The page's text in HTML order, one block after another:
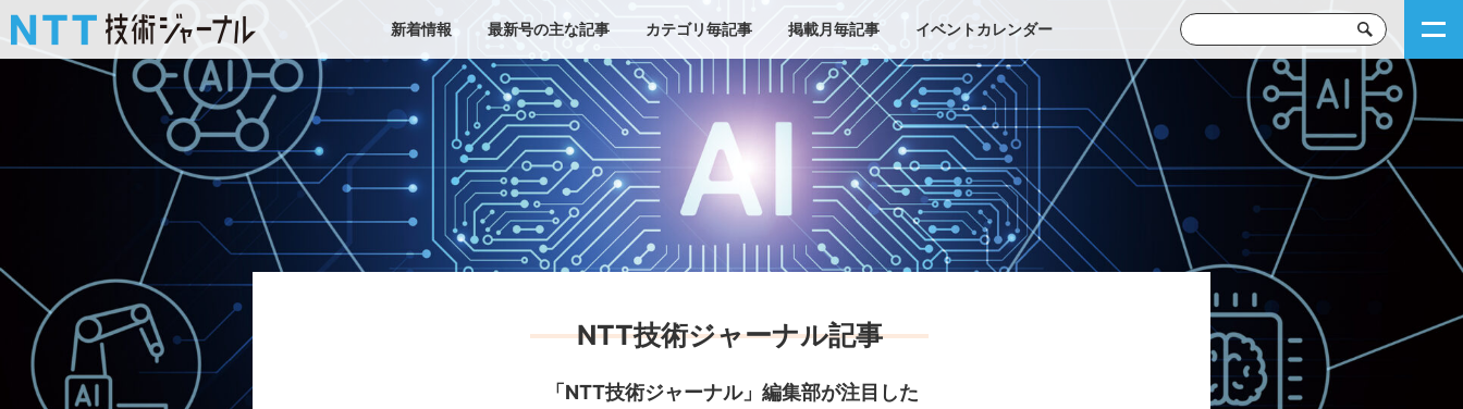
新着情報 最新号の主な記事 カテゴリ毎記事 掲載月毎記事 イベントカレンダー
NTT技術ジャーナル記事
「NTT技術ジャーナル」編集部が注目した